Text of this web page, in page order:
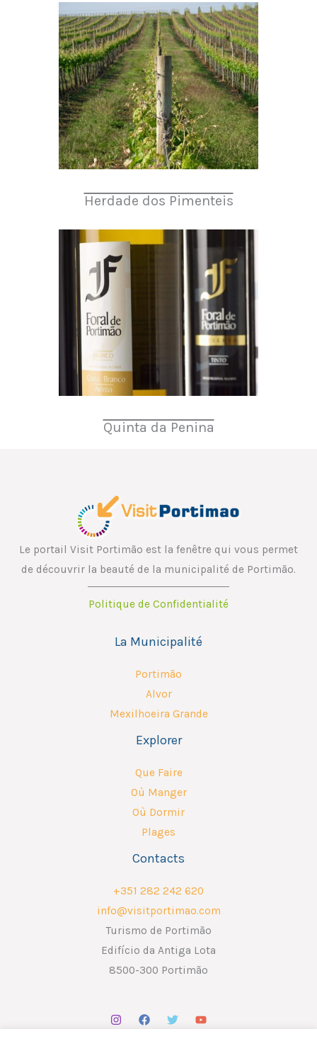
Herdade dos Pimenteis
Quinta da Penina
Le portail Visit Portimão est la fenêtre qui vous permet
de découvrir la beauté de la municipalité de Portimão.
Politique de Confidentialité
La Municipalité
Portimão
Alvor
Mexilhoeira Grande
Explorer
Que Faire
Où Manger
Où Dormir
Plages
Contacts
+351 282 242 620
info@visitportimao.com
Turismo de Portimão
Edifício da Antiga Lota
8500-300 Portimão